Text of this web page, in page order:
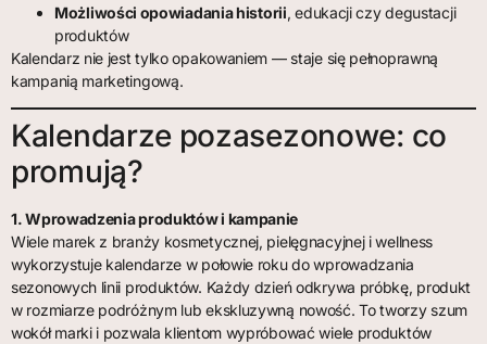
Możliwości opowiadania historii, edukacji czy degustacji
produktów
Kalendarz nie jest tylko opakowaniem — staje się pełnoprawną
kampanią marketingową.
Kalendarze pozasezonowe: co
promują?
1. Wprowadzenia produktów i kampanie
Wiele marek z branży kosmetycznej, pielęgnacyjnej i wellness
wykorzystuje kalendarze w połowie roku do wprowadzania
sezonowych linii produktów. Każdy dzień odkrywa próbkę, produkt
w rozmiarze podróżnym lub ekskluzywną nowość. To tworzy szum
wokół marki i pozwala klientom wypróbować wiele produktów